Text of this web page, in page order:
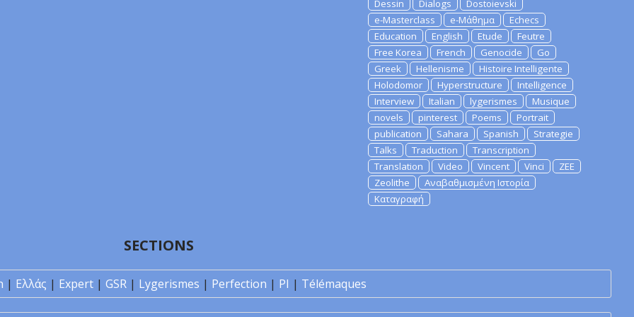
Dessin
Dialogs
Dostoievski
e-Masterclass
e-Μάθημα
Echecs
Education
English Etude
Feutre
Free Korea
French Genocide
Go
Greek
Hellenisme
Histoire Intelligente
Holodomor
Hyperstructure
Intelligence
Interview
Italian lygerismes
Musique
novels
pinterest Poems
Portrait
publication
Sahara Spanish
Strategie
Talks
Traduction
Transcription
Translation
Video Vincent Vinci
ZEE
Zeolithe
Αναβαθμισμένη Ιστορία
Καταγραφή
SECTIONS
| Ελλάς | Expert | GSR | Lygerismes | Perfection | PI | Télémaques